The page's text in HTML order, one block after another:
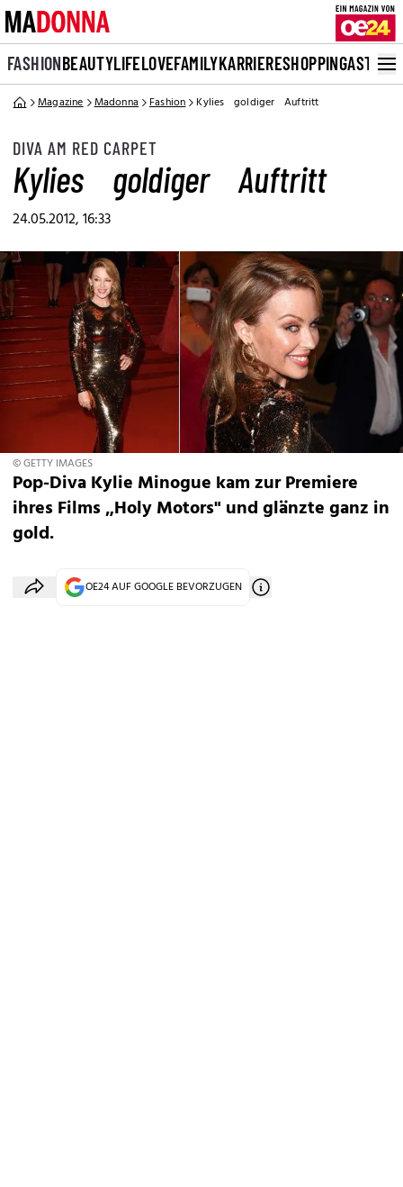
FASHIONBEAUTYLIFELOVEFAMILYKARRIERESHOPPINGASTRO
Magazine Madonna Fashion Kylies goldiger Auftritt
DIVA AM RED CARPET
Kylies goldiger Auftritt
24.05.2012, 16:33
© GETTY IMAGES
Pop-Diva Kylie Minogue kam zur Premiere
ihres Films „Holy Motors" und glänzte ganz in
gold.
OE24 AUF GOOGLE BEVORZUGEN